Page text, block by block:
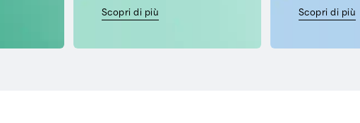
Scopri di più Scopri di più